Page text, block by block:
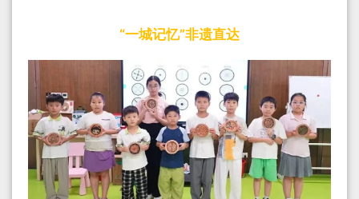
“一城记忆”非遗直达